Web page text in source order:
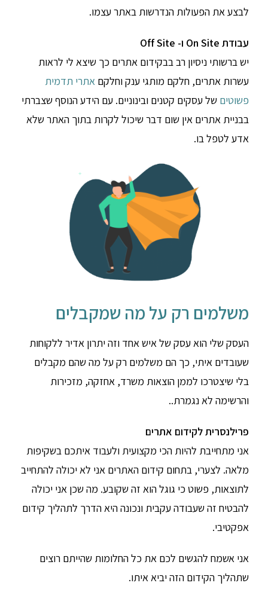
לבצע את הפעולות הנדרשות באתר עצמו.
עבודת On Site ו- Off Site
יש ברשותי ניסיון רב בבקידום אתרים כך שיצא לי לראות
עשרות אתרים, חלקם מותגי ענק וחלקם אתרי תדמית
פשוטים של עסקים קטנים ובינוניים. עם הידע הנוסף שצברתי
בבניית אתרים אין שום דבר שיכול לקרות בתוך האתר שלא
אדע לטפל בו.
משלמים רק על מה שמקבלים
העסק שלי הוא עסק של איש אחד וזה יתרון אדיר ללקוחות
שעובדים איתי, כך הם משלמים רק על מה שהם מקבלים
בלי שיצטרכו לממן הוצאות משרד, אחזקה, מזכירות
והרשימה לא נגמרת..
פרילנסרית לקידום אתרים
אני מתחייבת להיות הכי מקצועית ולעבוד איתכם בשקיפות
מלאה. לצערי, בתחום קידום האתרים אני לא יכולה להתחייב
לתוצאות, פשוט כי גוגל הוא זה שקובע. מה שכן אני יכולה
להבטיח זה שעבודה עקבית ונכונה היא הדרך לתהליך קידום
אפקטיבי.
אני אשמח להגשים לכם את כל החלומות שהייתם רוצים
שתהליך הקידום הזה יביא איתו.